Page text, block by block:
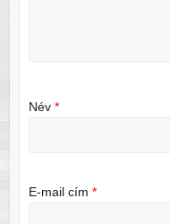
Név *
E-mail cím *